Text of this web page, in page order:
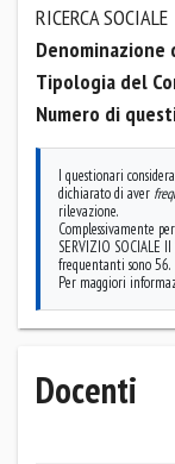
RICERCA SOCIALE
Denominazione
Tipologia del
Numero di
I questionari
dichiarato di aver
rilevazione.
Complessivamente
SERVIZIO
frequentanti sono 56.
Per maggiori
Docenti